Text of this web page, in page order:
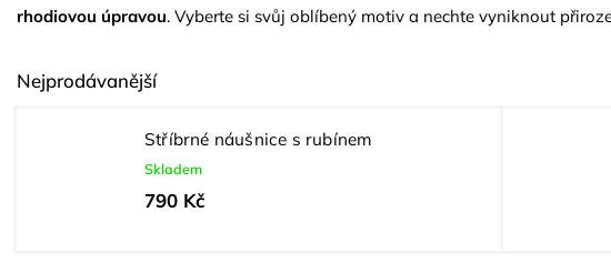
rhodiovou úpravou. Vyberte si svůj oblíbený motiv a nechte vyniknout
Nejprodávanější
Stříbrné náušnice s rubínem
Skladem
790 Kč